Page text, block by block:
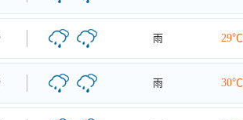
雨 29℃
雨 30℃